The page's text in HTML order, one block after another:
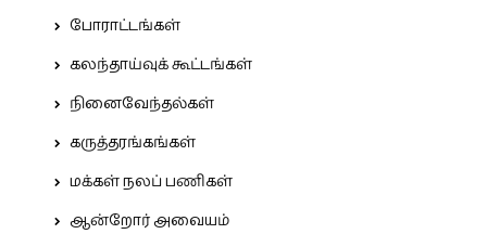
போராட்டங்கள்
கலந்தாய்வுக் கூட்டங்கள்
நினைவேந்தல்கள்
கருத்தரங்கங்கள்
மக்கள் நலப் பணிகள்
ஆன்றோர் அவையம்